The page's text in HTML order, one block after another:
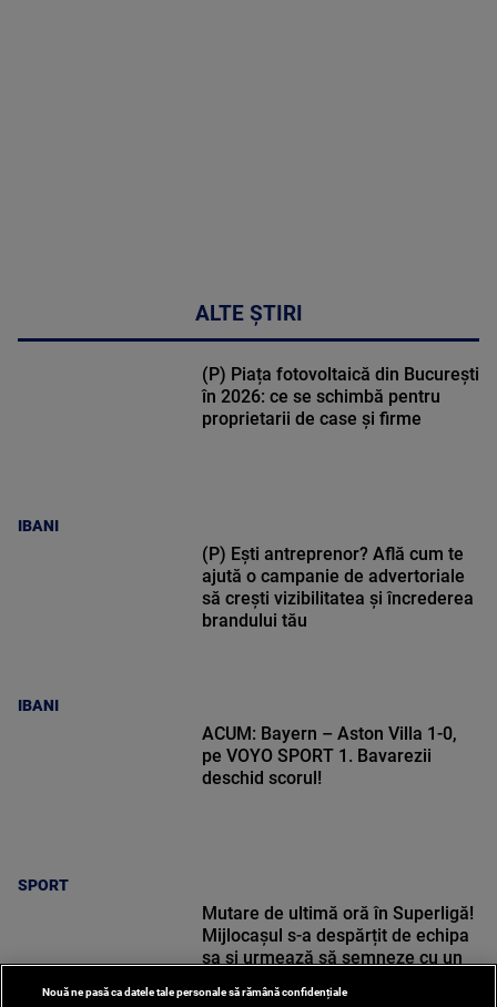
ALTE ȘTIRI
IBANI
(P) Piața fotovoltaică din București
în 2026: ce se schimbă pentru
proprietarii de case și firme
IBANI
(P) Ești antreprenor? Află cum te
ajută o campanie de advertoriale
să crești vizibilitatea și încrederea
brandului tău
SPORT
ACUM: Bayern – Aston Villa 1-0,
pe VOYO SPORT 1. Bavarezii
deschid scorul!
Mutare de ultimă oră în Superligă!
Mijlocașul s-a despărțit de echipa
sa și urmează să semneze cu un
Nouă ne pasă ca datele tale personale să rămână confidențiale